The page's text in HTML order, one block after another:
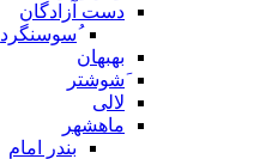
دست آزادگان
ُسوسنگرد
بهبهان
َشوشتر
لالی
ماهشهر
بندر امام